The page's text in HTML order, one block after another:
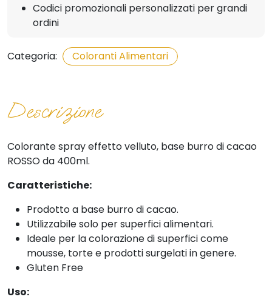
Codici promozionali personalizzati per grandi
ordini
Categoria: Coloranti Alimentari
Descrizione
Colorante spray effetto velluto, base burro di cacao
ROSSO da 400ml.
Caratteristiche:
Prodotto a base burro di cacao.
Utilizzabile solo per superfici alimentari.
Ideale per la colorazione di superfici come
mousse, torte e prodotti surgelati in genere.
Gluten Free
Uso: